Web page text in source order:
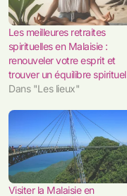
Les meilleures retraites
spirituelles en Malaisie :
renouveler votre esprit et
trouver un équilibre spirituel
Dans "Les lieux"
Visiter la Malaisie en